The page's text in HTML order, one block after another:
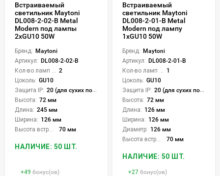
Встраиваемый
светильник Maytoni
DL008-2-02-B Metal
Modern под лампы
2xGU10 50W
Бренд: Maytoni
Артикул: DL008-2-02-B
2
Цоколь: GU10
Защита IP: 20 (для сухих пом.)
Высота: 72 мм
Длина: 245 мм
Ширина: 126 мм
70 мм
НАЛИЧИЕ: 50 ШТ.
+49 бонус(ов)
Встраиваемый
светильник Maytoni
DL008-2-01-B Metal
Modern под лампу
1xGU10 50W
Бренд: Maytoni
Артикул: DL008-2-01-B
1
Цоколь: GU10
Защита IP: 20 (для сухих пом.)
Высота: 72 мм
Длина: 126 мм
Ширина: 126 мм
Диаметр: 126 мм
70 мм
НАЛИЧИЕ: 50 ШТ.
+27 бонус(ов)